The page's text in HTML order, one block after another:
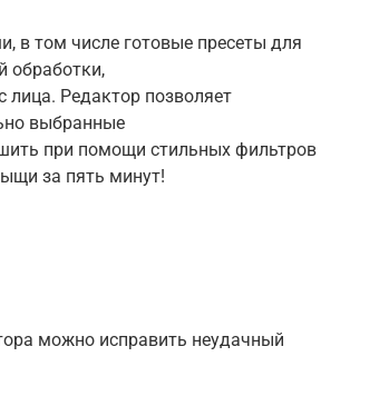
в том числе готовые пресеты для
обработки,
Редактор позволяет
выбранные
при помощи стильных фильтров
за пять минут!
можно исправить неудачный